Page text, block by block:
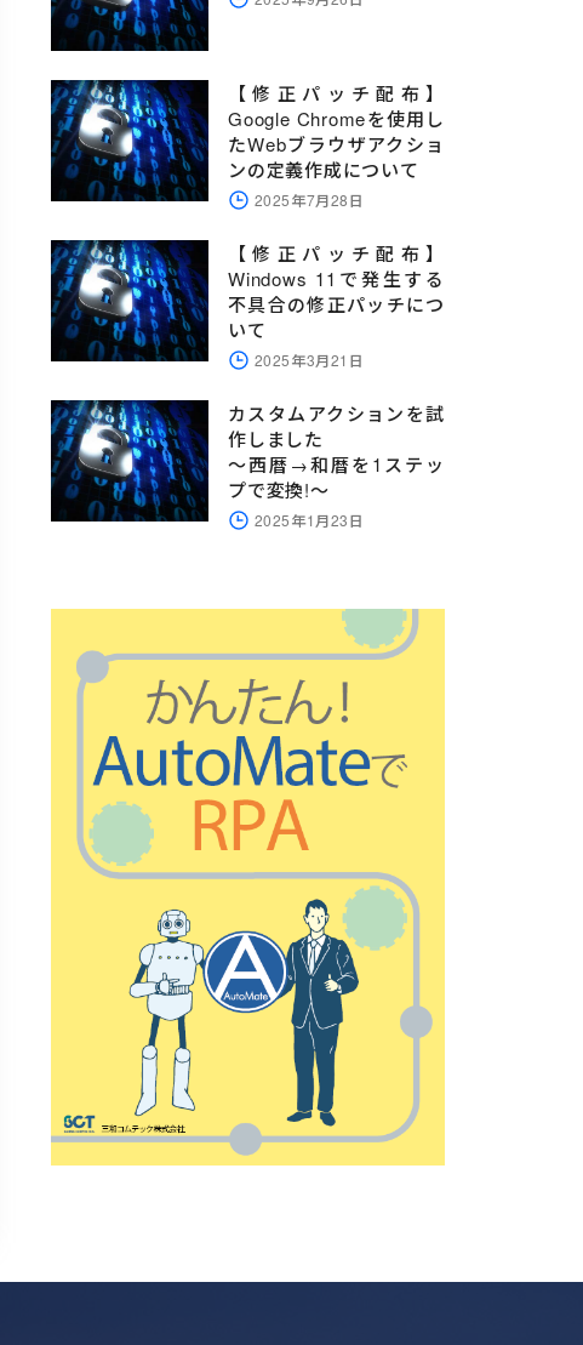
【修正パッチ配布】
Google Chromeを使用し
たWebブラウザアクショ
ンの定義作成について
2025年7月28日
【修正パッチ配布】
Windows 11で発生する
不具合の修正パッチにつ
いて
2025年3月21日
カスタムアクションを試
作しました
～西暦→和暦を1ステッ
プで変換!～
2025年1月23日